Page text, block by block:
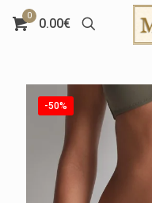
0
0.00€
-50%